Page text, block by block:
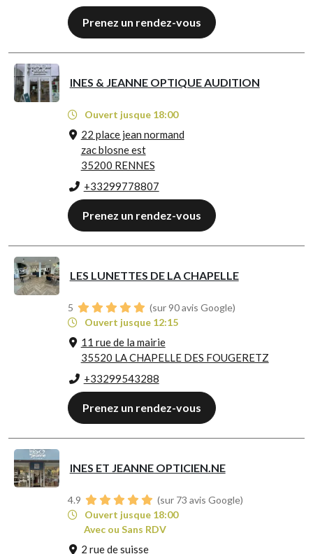
Prenez un rendez-vous
INES & JEANNE OPTIQUE AUDITION
Ouvert jusque 18:00
22 place jean normand
zac blosne est
35200 RENNES
+33299778807
Prenez un rendez-vous
LES LUNETTES DE LA CHAPELLE
5
(sur 90 avis Google)
Ouvert jusque 12:15
11 rue de la mairie
35520 LA CHAPELLE DES FOUGERETZ
+33299543288
Prenez un rendez-vous
INES ET JEANNE OPTICIEN.NE
4.9
(sur 73 avis Google)
Ouvert jusque 18:00
Avec ou Sans RDV
2 rue de suisse